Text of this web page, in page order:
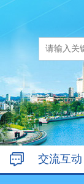
交流互动